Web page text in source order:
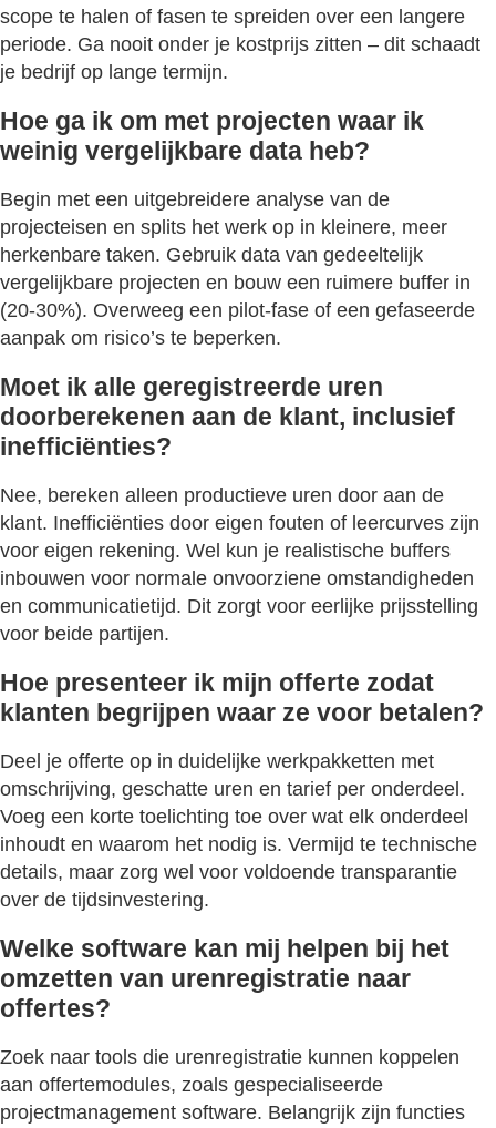
scope te halen of fasen te spreiden over een langere
periode. Ga nooit onder je kostprijs zitten – dit schaadt
je bedrijf op lange termijn.
Hoe ga ik om met projecten waar ik
weinig vergelijkbare data heb?
Begin met een uitgebreidere analyse van de
projecteisen en splits het werk op in kleinere, meer
herkenbare taken. Gebruik data van gedeeltelijk
vergelijkbare projecten en bouw een ruimere buffer in
(20-30%). Overweeg een pilot-fase of een gefaseerde
aanpak om risico’s te beperken.
Moet ik alle geregistreerde uren
doorberekenen aan de klant, inclusief
inefficiënties?
Nee, bereken alleen productieve uren door aan de
klant. Inefficiënties door eigen fouten of leercurves zijn
voor eigen rekening. Wel kun je realistische buffers
inbouwen voor normale onvoorziene omstandigheden
en communicatietijd. Dit zorgt voor eerlijke prijsstelling
voor beide partijen.
Hoe presenteer ik mijn offerte zodat
klanten begrijpen waar ze voor betalen?
Deel je offerte op in duidelijke werkpakketten met
omschrijving, geschatte uren en tarief per onderdeel.
Voeg een korte toelichting toe over wat elk onderdeel
inhoudt en waarom het nodig is. Vermijd te technische
details, maar zorg wel voor voldoende transparantie
over de tijdsinvestering.
Welke software kan mij helpen bij het
omzetten van urenregistratie naar
offertes?
Zoek naar tools die urenregistratie kunnen koppelen
aan offertemodules, zoals gespecialiseerde
projectmanagement software. Belangrijk zijn functies